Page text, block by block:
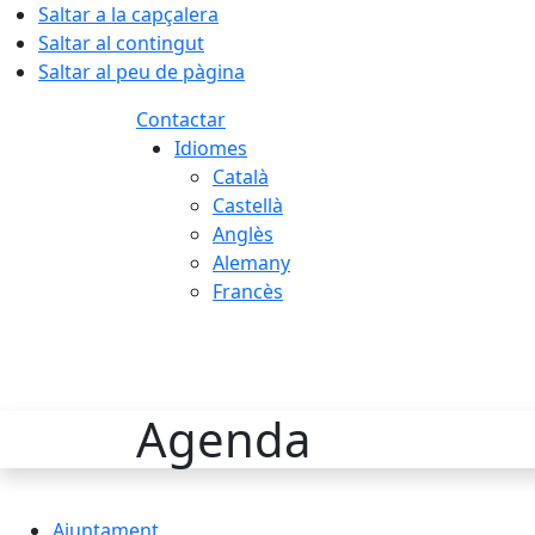
Saltar a la capçalera
Saltar al contingut
Saltar al peu de pàgina
Contactar
Idiomes
Català
Castellà
Anglès
Alemany
Francès
Agenda